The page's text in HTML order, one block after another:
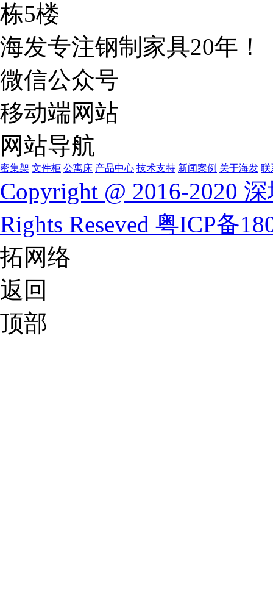
栋5楼
海发专注钢制家具20年！
微信公众号
移动端网站
网站导航
密集架 文件柜 公寓床 产品中心 技术支持 新闻案例 关于海发 联
Copyright @ 2016-2020
Rights Reseved 粤ICP备
拓网络
返回
顶部